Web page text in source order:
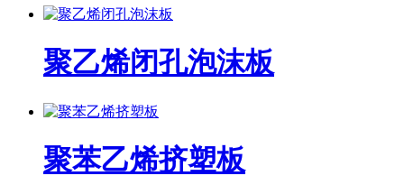
聚乙烯闭孔泡沫板
聚苯乙烯挤塑板